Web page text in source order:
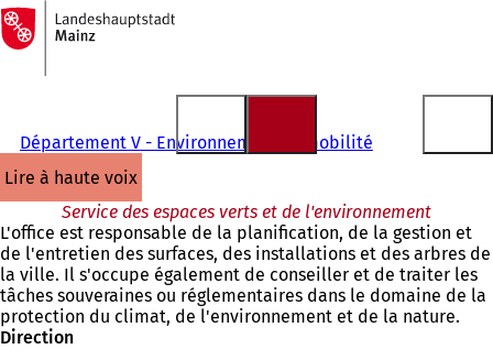
Accéder au contenu
Vers
la
page
d'accueil
Département V - Environnement et mobilité
lire à haute voix
Service des espaces verts et de l'environnement
L'office est responsable de la planification, de la gestion et
de l'entretien des surfaces, des installations et des arbres de
la ville. Il s'occupe également de conseiller et de traiter les
tâches souveraines ou réglementaires dans le domaine de la
protection du climat, de l'environnement et de la nature.
Direction